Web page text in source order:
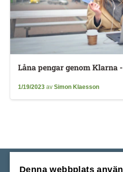
Låna pengar genom Klarna
1/19/2023 av Simon Klaesson
Denna webbplats